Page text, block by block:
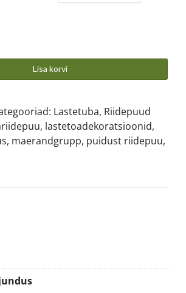
Lisa korvi
Lastetuba, Riidepuud
, lastetoadekoratsioonid,
, maerandgrupp, puidust riidepuu,